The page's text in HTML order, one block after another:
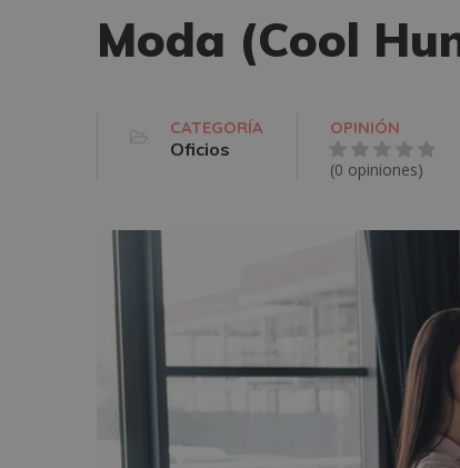
Moda (Cool
CATEGORÍA
Oficios
OPINIÓN
(0 opiniones)